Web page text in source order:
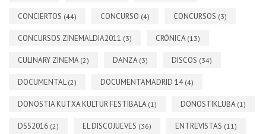
CONCIERTOS (44) CONCURSO (4) CONCURSOS (3)
CONCURSOS ZINEMALDIA2011 (3) CRÓNICA (13)
CULINARY ZINEMA (2) DANZA (3) DISCOS (34)
DOCUMENTAL(2) DOCUMENTAMADRID 14 (4)
DONOSTIA KUTXA KULTUR FESTIBALA (1) DONOSTIKLUBA (1)
DSS2016 (2) EL DISCOJUEVES (36) ENTREVISTAS (11)